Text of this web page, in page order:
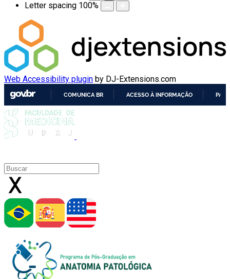
Letter spacing 100%
Web Accessibility plugin by DJ-Extensions.com
COMUNICA BR ACESSO À INFORMAÇÃO